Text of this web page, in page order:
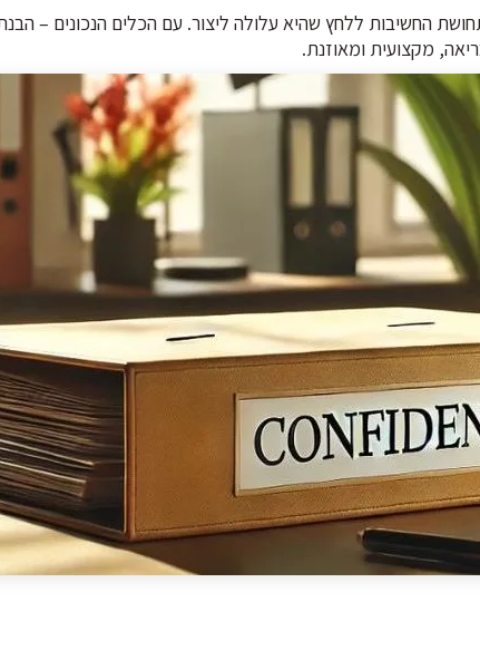
החשיבות ללחץ שהיא עלולה ליצור. עם הכלים הנכונים –
מקצועית ומאוזנת.